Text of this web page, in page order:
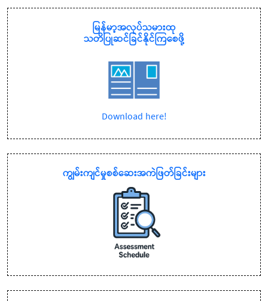
မြန်မာ့အလုပ်သမားထု
သတိပြုဆင်ခြင်နိုင်ကြစေဖို့
Download here!
ကျွမ်းကျင်မှုစစ်ဆေးအကဲဖြတ်ခြင်းများ